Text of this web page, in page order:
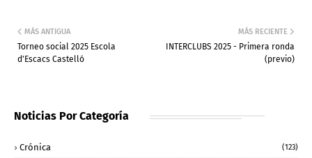
MÁS RECIENTE
INTERCLUBS 2025 - Primera ronda
(previo)
MÁS ANTIGUA
Torneo social 2025 Escola
d'Escacs Castelló
Noticias Por Categoría
Crónica (123)